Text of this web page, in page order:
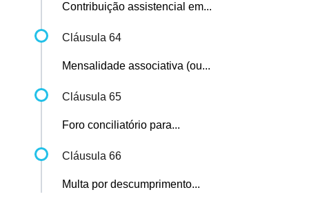
Contribuição assistencial em...
Cláusula 64
Mensalidade associativa (ou...
Cláusula 65
Foro conciliatório para...
Cláusula 66
Multa por descumprimento...